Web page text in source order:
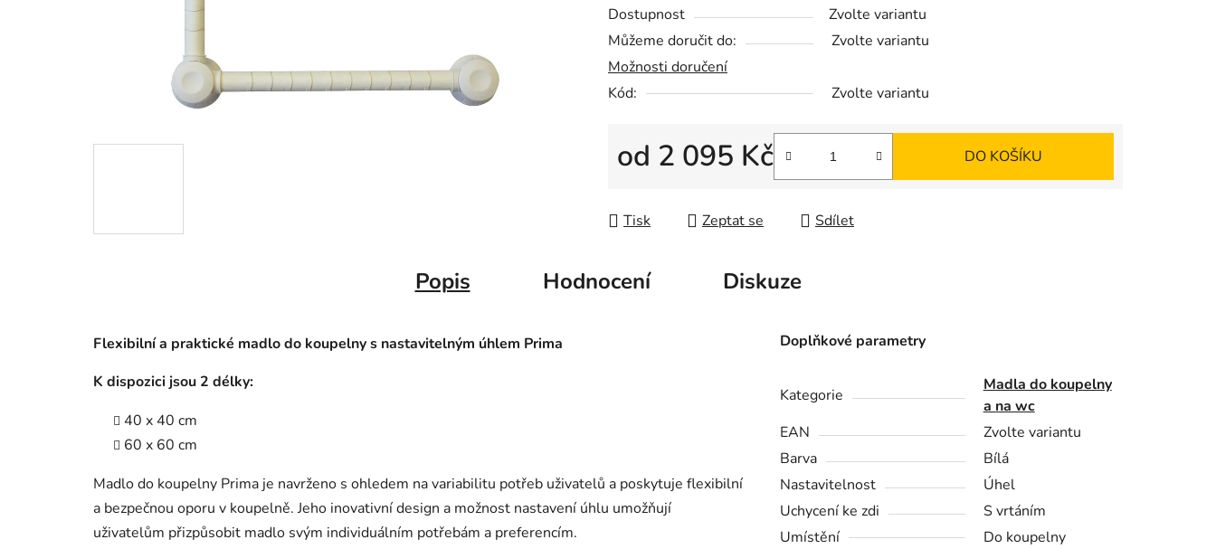
hvězdiček.
Dostupnost
Zvolte variantu
Můžeme doručit do:
Zvolte variantu
Možnosti doručení
Kód:
Zvolte variantu
od 2 095 Kč DO KOŠÍKU
Tisk Zeptat se Sdílet
Popis Hodnocení Diskuze
Flexibilní a praktické madlo do koupelny s nastavitelným úhlem Prima
K dispozici jsou 2 délky:
40 x 40 cm
60 x 60 cm
Madlo do koupelny Prima je navrženo s ohledem na variabilitu potřeb uživatelů a poskytuje flexibilní
a bezpečnou oporu v koupelně. Jeho inovativní design a možnost nastavení úhlu umožňují
uživatelům přizpůsobit madlo svým individuálním potřebám a preferencím.
Doplňkové parametry
Kategorie
Madla do koupelny
a na wc
EAN
Zvolte variantu
Barva
Bílá
Nastavitelnost
Úhel
Uchycení ke zdi
S vrtáním
Umístění
Do koupelny